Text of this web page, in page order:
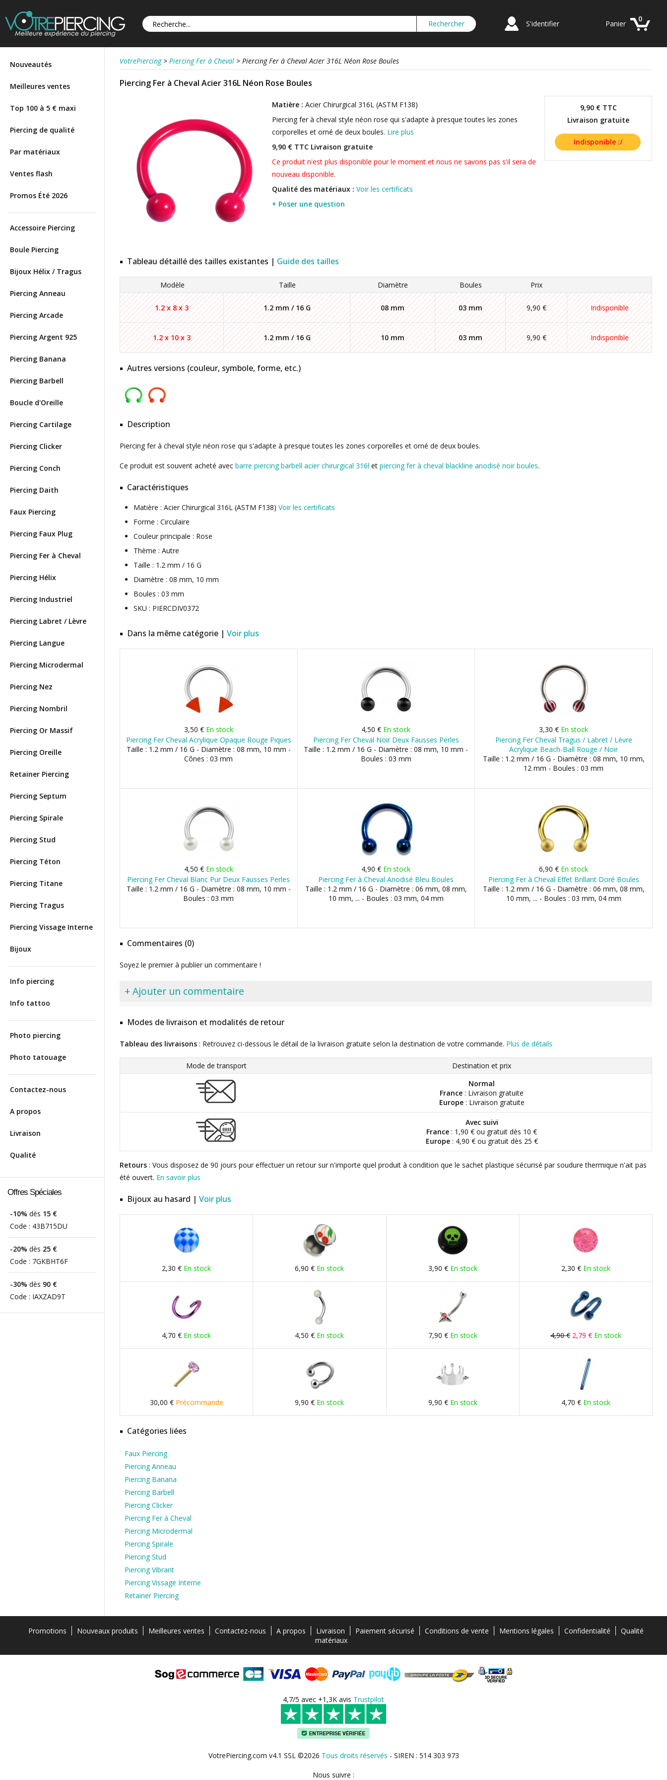
S'identifier
0
Panier
Nouveautés
Meilleures ventes
Top 100 à 5 € maxi
Piercing de qualité
Par matériaux
Ventes flash
Promos Été 2026
Accessoire Piercing
Boule Piercing
Bijoux Hélix / Tragus
Piercing Anneau
Piercing Arcade
Piercing Argent 925
Piercing Banana
Piercing Barbell
Boucle d'Oreille
Piercing Cartilage
Piercing Clicker
Piercing Conch
Piercing Daith
Faux Piercing
Piercing Faux Plug
Piercing Fer à Cheval
Piercing Hélix
Piercing Industriel
Piercing Labret / Lèvre
Piercing Langue
Piercing Microdermal
Piercing Nez
Piercing Nombril
Piercing Or Massif
Piercing Oreille
Retainer Piercing
Piercing Septum
Piercing Spirale
Piercing Stud
Piercing Téton
Piercing Titane
Piercing Tragus
Piercing Vissage Interne
Bijoux
Info piercing
Info tattoo
Photo piercing
Photo tatouage
Contactez-nous
A propos
Livraison
Qualité
Offres Spéciales
-10% dès 15 €
Code : 43B715DU
-20% dès 25 €
Code : 7GKBHT6F
-30% dès 90 €
Code : IAXZAD9T
VotrePiercing > Piercing Fer à Cheval > Piercing Fer à Cheval Acier 316L Néon Rose Boules
Piercing Fer à Cheval Acier 316L Néon Rose Boules
9,90 €TTC
Livraison gratuite
Matière : Acier Chirurgical 316L (ASTM F138)
Piercing fer à cheval style néon rose qui s'adapte à presque toutes les zones
corporelles et orné de deux boules. Lire plus
9,90 € TTC Livraison gratuite
Ce produit n'est plus disponible pour le moment et nous ne savons pas s'il sera de
nouveau disponible.
Qualité des matériaux : Voir les certificats
+ Poser une question
Tableau détaillé des tailles existantes | Guide des tailles
Modèle Taille Diamètre Boules Prix
1.2 x 8 x 3 1.2 mm / 16 G 08 mm 03 mm 9,90 € Indisponible
1.2 x 10 x 3 1.2 mm / 16 G 10 mm 03 mm 9,90 € Indisponible
Autres versions (couleur, symbole, forme, etc.)
Description
Piercing fer à cheval style néon rose qui s'adapte à presque toutes les zones corporelles et orné de deux boules.
Ce produit est souvent acheté avec barre piercing barbell acier chirurgical 316l et piercing fer à cheval blackline anodisé noir boules.
Caractéristiques
Matière : Acier Chirurgical 316L (ASTM F138) Voir les certificats
Forme : Circulaire
Couleur principale : Rose
Thème : Autre
Taille : 1.2 mm / 16 G
Diamètre : 08 mm, 10 mm
Boules : 03 mm
SKU : PIERCDIV0372
Dans la même catégorie | Voir plus
3,50 € En stock
Piercing Fer Cheval Acrylique Opaque Rouge Piques
Taille : 1.2 mm / 16 G - Diamètre : 08 mm, 10 mm -
Cônes : 03 mm
4,50 € En stock
Piercing Fer Cheval Noir Deux Fausses Perles
Taille : 1.2 mm / 16 G - Diamètre : 08 mm, 10 mm -
Boules : 03 mm
3,30 € En stock
Piercing Fer Cheval Tragus / Labret / Lèvre
Acrylique Beach-Ball Rouge / Noir
Taille : 1.2 mm / 16 G - Diamètre : 08 mm, 10 mm,
12 mm - Boules : 03 mm
4,50 € En stock
Piercing Fer Cheval Blanc Pur Deux Fausses Perles
Taille : 1.2 mm / 16 G - Diamètre : 08 mm, 10 mm -
Boules : 03 mm
4,90 € En stock
Piercing Fer à Cheval Anodisé Bleu Boules
Taille : 1.2 mm / 16 G - Diamètre : 06 mm, 08 mm,
10 mm, ... - Boules : 03 mm, 04 mm
6,90 € En stock
Piercing Fer à Cheval Effet Brillant Doré Boules
Taille : 1.2 mm / 16 G - Diamètre : 06 mm, 08 mm,
10 mm, ... - Boules : 03 mm, 04 mm
Commentaires (0)
Soyez le premier à publier un commentaire !
+ Ajouter un commentaire
Modes de livraison et modalités de retour
Tableau des livraisons : Retrouvez ci-dessous le détail de la livraison gratuite selon la destination de votre commande. Plus de détails
Mode de transport
Destination et prix
Normal
France : Livraison gratuite
Europe: Livraison gratuite
Avec suivi
France : 1,90 € ou gratuit dès 10 €
Europe: 4,90 € ou gratuit dès 25 €
Retours : Vous disposez de 90 jours pour effectuer un retour sur n'importe quel produit à condition que le sachet plastique sécurisé par soudure thermique n'ait pas
été ouvert. En savoir plus
Bijoux au hasard | Voir plus
2,30 € En stock 6,90 € En stock 3,90 € En stock 2,30 € En stock
4,70 € En stock 4,50 € En stock 7,90 € En stock 4,90 € 2,79 € En stock
30,00 € Précommande 9,90 € En stock 9,90 € En stock 4,70 € En stock
Catégories liées
Faux Piercing
Piercing Anneau
Piercing Banana
Piercing Barbell
Piercing Clicker
Piercing Fer à Cheval
Piercing Microdermal
Piercing Spirale
Piercing Stud
Piercing Vibrant
Piercing Vissage Interne
Retainer Piercing
Promotions Nouveaux produits Meilleures ventes Contactez-nous A propos Livraison Paiement sécurisé Conditions de vente Mentions légales Confidentialité
Qualité
matériaux
4,7/5 avec +1,3K avis Trustpilot
VotrePiercing.com v4.1 SSL ©2026 Tous droits réservés - SIREN : 514 303 973
Nous suivre :